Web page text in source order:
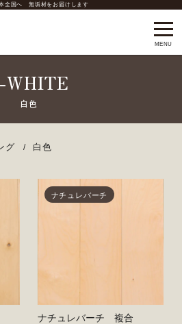
全国へ 無垢材をお届けします
WHITE
グ 白色
ナチュレバーチ
ナチュレバーチ 複合